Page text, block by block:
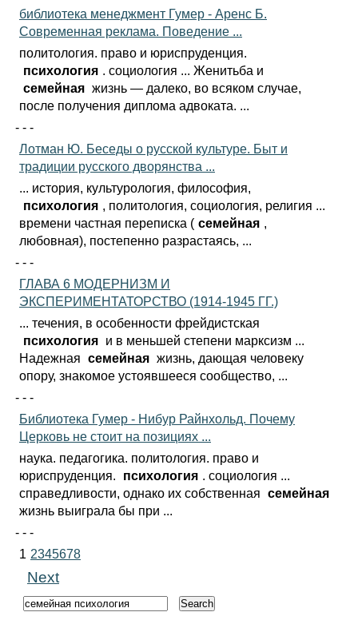
библиотека менеджмент Гумер - Аренс Б.
Современная реклама. Поведение ...
политология. право и юриспруденция.
психология . социология ... Женитьба и
семейная жизнь — далеко, во всяком случае,
после получения диплома адвоката. ...
- - -
Лотман Ю. Беседы о русской культуре. Быт и
традиции русского дворянства ...
... история, культурология, философия,
психология , политология, социология, религия ...
времени частная переписка ( семейная ,
любовная), постепенно разрастаясь, ...
- - -
ГЛАВА 6 МОДЕРНИЗМ И
ЭКСПЕРИМЕНТАТОРСТВО (1914-1945 ГГ.)
... течения, в особенности фрейдистская
психология и в меньшей степени марксизм ...
Надежная семейная жизнь, дающая человеку
опору, знакомое устоявшееся сообщество, ...
- - -
Библиотека Гумер - Нибур Райнхольд. Почему
Церковь не стоит на позициях ...
наука. педагогика. политология. право и
юриспруденция.
психология . социология ...
справедливости, однако их собственная семейная
жизнь выиграла бы при ...
- - -
1 2345678
Next